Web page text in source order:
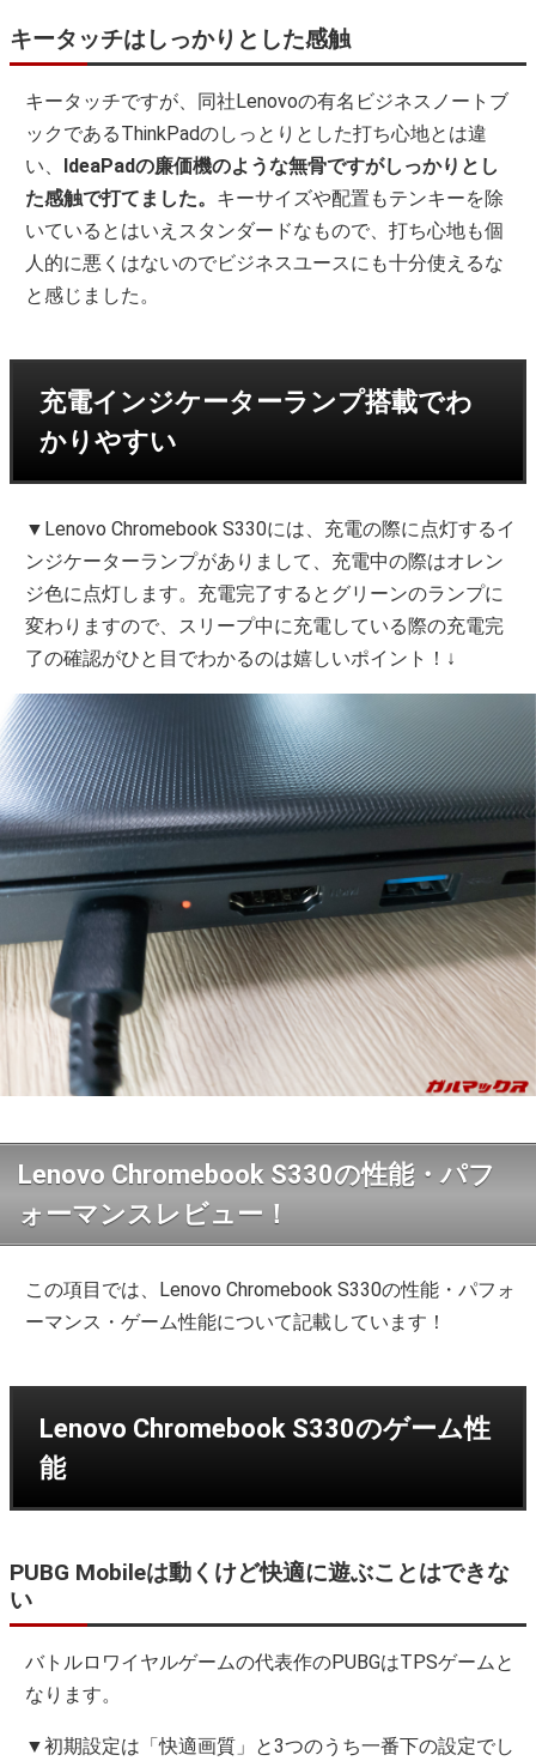
キータッチはしっかりとした感触
キータッチですが、同社Lenovoの有名ビジネスノートブ
ックであるThinkPadのしっとりとした打ち心地とは違
い、 IdeaPadの廉価機のような無骨ですがしっかりとし
た感触で打てました。 キーサイズや配置もテンキーを除
いているとはいえスタンダードなもので、打ち心地も個
人的に悪くはないのでビジネスユースにも十分使えるな
と感じました。
充電インジケーターランプ搭載でわ
かりやすい
▼Lenovo Chromebook S330には、充電の際に点灯するイ
ンジケーターランプがありまして、充電中の際はオレン
ジ色に点灯します。充電完了するとグリーンのランプに
変わりますので、スリープ中に充電している際の充電完
了の確認がひと目でわかるのは嬉しいポイント！↓
Lenovo Chromebook S330の性能・パフ
ォーマンスレビュー！
この項目では、Lenovo Chromebook S330の性能・パフォ
ーマンス・ゲーム性能について記載しています！
Lenovo Chromebook S330のゲーム性
能
PUBG Mobileは動くけど快適に遊ぶことはできな
い
バトルロワイヤルゲームの代表作のPUBGはTPSゲームと
なります。
▼初期設定は「快適画質」と3つのうち一番下の設定でし